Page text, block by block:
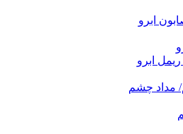
ابرو
ریمل ابرو
چشم